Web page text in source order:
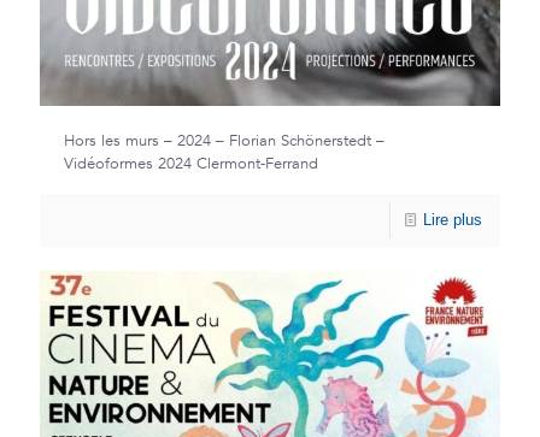
Hors les murs – 2024 – Florian Schönerstedt –
Vidéoformes 2024 Clermont-Ferrand
Lire plus